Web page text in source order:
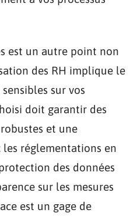
est un autre point non
des RH implique le
sur vos
doit garantir des
et une
réglementations en
des données
sur les mesures
est un gage de